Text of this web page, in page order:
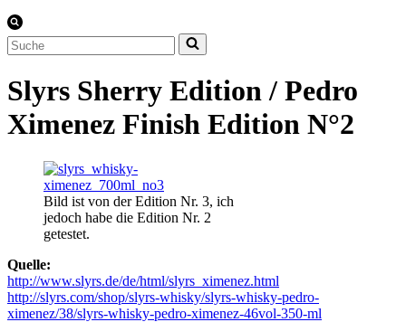
Suchen
nach …
Slyrs Sherry Edition / Pedro
Ximenez Finish Edition N°2
Bild ist von der Edition Nr. 3, ich
jedoch habe die Edition Nr. 2
getestet.
Quelle:
http://www.slyrs.de/de/html/slyrs_ximenez.html
http://slyrs.com/shop/slyrs-whisky/slyrs-whisky-pedro-
ximenez/38/slyrs-whisky-pedro-ximenez-46vol-350-ml